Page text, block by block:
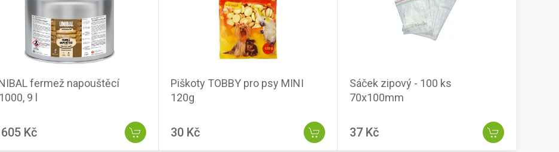
fermež napouštěcí
9 l
Kč
Piškoty TOBBY pro psy MINI
120g
30 Kč
Sáček zipový - 100 ks
70x100mm
37 Kč